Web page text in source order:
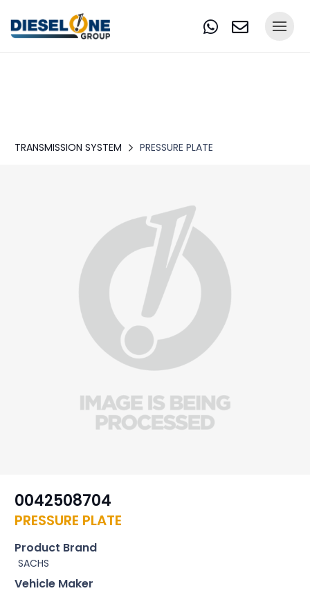
TRANSMISSION SYSTEM PRESSURE PLATE
0042508704
PRESSURE PLATE
Product Brand
SACHS
Vehicle Maker